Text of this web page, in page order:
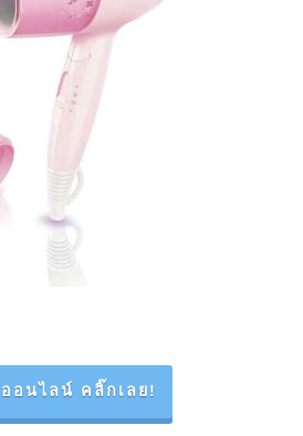
อนไลน์ คลิ๊กเลย!